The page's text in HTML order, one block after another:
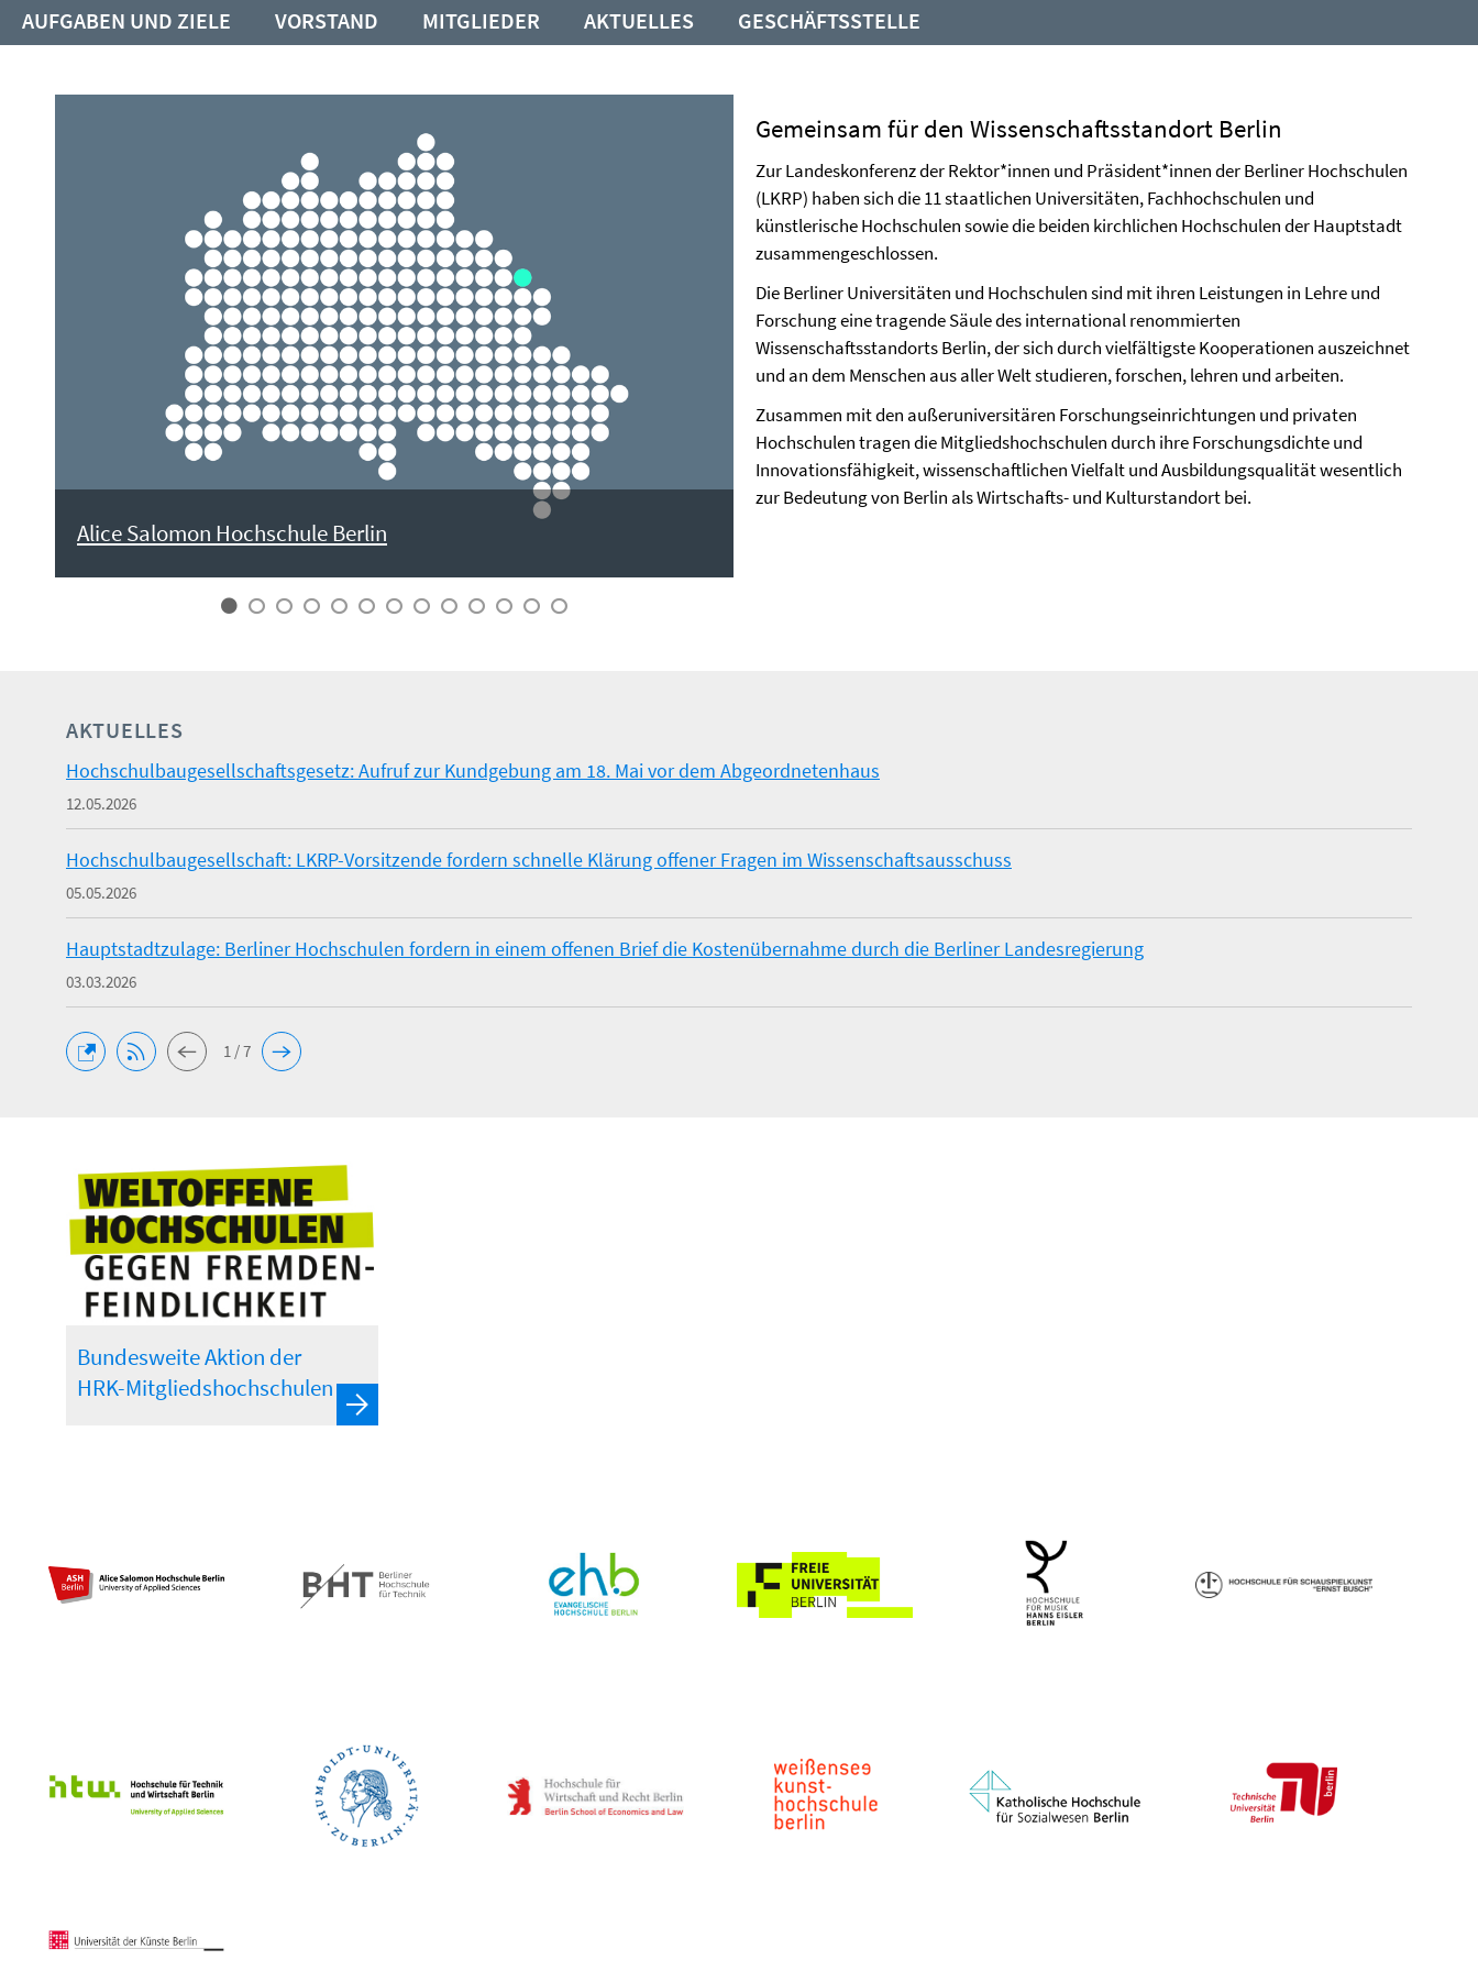
AUFGABEN UND ZIELE VORSTAND MITGLIEDER AKTUELLES GESCHÄFTSSTELLE
Alice Salomon Hochschule Berlin
Gemeinsam für den Wissenschaftsstandort Berlin
Zur Landeskonferenz der Rektor*innen und Präsident*innen der Berliner Hochschulen
(LKRP) haben sich die 11 staatlichen Universitäten, Fachhochschulen und
künstlerische Hochschulen sowie die beiden kirchlichen Hochschulen der Hauptstadt
zusammengeschlossen.
Die Berliner Universitäten und Hochschulen sind mit ihren Leistungen in Lehre und
Forschung eine tragende Säule des international renommierten
Wissenschaftsstandorts Berlin, der sich durch vielfältigste Kooperationen auszeichnet
und an dem Menschen aus aller Welt studieren, forschen, lehren und arbeiten.
Zusammen mit den außeruniversitären Forschungseinrichtungen und privaten
Hochschulen tragen die Mitgliedshochschulen durch ihre Forschungsdichte und
Innovationsfähigkeit, wissenschaftlichen Vielfalt und Ausbildungsqualität wesentlich
zur Bedeutung von Berlin als Wirtschafts- und Kulturstandort bei.
AKTUELLES
Hochschulbaugesellschaftsgesetz: Aufruf zur Kundgebung am 18. Mai vor dem Abgeordnetenhaus
12.05.2026
Hochschulbaugesellschaft: LKRP-Vorsitzende fordern schnelle Klärung offener Fragen im Wissenschaftsausschuss
05.05.2026
Hauptstadtzulage: Berliner Hochschulen fordern in einem offenen Brief die Kostenübernahme durch die Berliner Landesregierung
03.03.2026
1 / 7
Bundesweite Aktion der
HRK-Mitgliedshochschulen